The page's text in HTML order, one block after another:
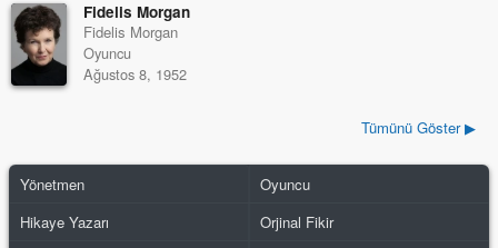
Fidelis Morgan
Fidelis Morgan
Oyuncu
Ağustos 8, 1952
Tümünü Göster ▶
Yönetmen
Oyuncu
Hikaye Yazarı
Orjinal Fikir